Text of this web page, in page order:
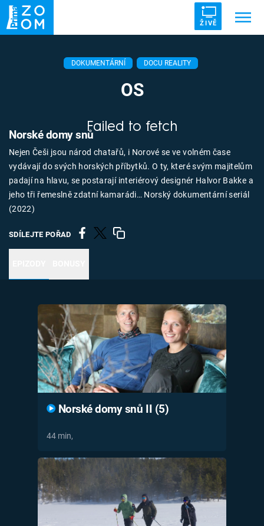
ŽIVĚ
ZRÁDCI UFO DRUHÁ SVĚTOVÁ VÁLKA
VETŘELCI DÁVNOVĚKU
Témata
Témata
Pořady
TV Program
Časopis
Sledujte prima+
Přihlášení
Sledujte nás
DOKUMENTÁRNÍ DOCU REALITY
OS
Failed to fetch
Nejen Češi jsou národ chatařů, i Norové se ve volném čase
vydávají do svých horských příbytků. O ty, které svým majitelům
padají na hlavu, se postarají interiérový designér Halvor Bakke a
jeho tři řemeslně zdatní kamarádi… Norský dokumentární seriál
(2022)
SDÍLEJTE POŘAD
Norské domy snů
Norské domy snů II (5)
44 min,